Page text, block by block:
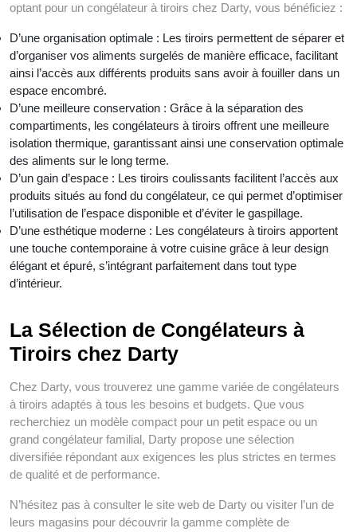
optant pour un congélateur à tiroirs chez Darty, vous bénéficiez :
D’une organisation optimale : Les tiroirs permettent de séparer et
d’organiser vos aliments surgelés de manière efficace, facilitant
ainsi l’accès aux différents produits sans avoir à fouiller dans un
espace encombré.
D’une meilleure conservation : Grâce à la séparation des
compartiments, les congélateurs à tiroirs offrent une meilleure
isolation thermique, garantissant ainsi une conservation optimale
des aliments sur le long terme.
D’un gain d’espace : Les tiroirs coulissants facilitent l’accès aux
produits situés au fond du congélateur, ce qui permet d’optimiser
l’utilisation de l’espace disponible et d’éviter le gaspillage.
D’une esthétique moderne : Les congélateurs à tiroirs apportent
une touche contemporaine à votre cuisine grâce à leur design
élégant et épuré, s’intégrant parfaitement dans tout type
d’intérieur.
La Sélection de Congélateurs à
Tiroirs chez Darty
Chez Darty, vous trouverez une gamme variée de congélateurs
à tiroirs adaptés à tous les besoins et budgets. Que vous
recherchiez un modèle compact pour un petit espace ou un
grand congélateur familial, Darty propose une sélection
diversifiée répondant aux exigences les plus strictes en termes
de qualité et de performance.
N’hésitez pas à consulter le site web de Darty ou visiter l’un de
leurs magasins pour découvrir la gamme complète de